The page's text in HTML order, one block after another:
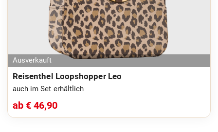
Ausverkauft
Reisenthel Loopshopper Leo
auch im Set erhältlich
ab € 46,90